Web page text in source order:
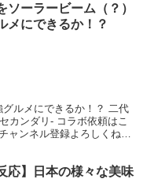
ソーラービーム（？）
メにできるか！？
ルメにできるか！？ 二代
カンダリ- コラボ依頼はこ
ャンネル登録よろしくね！
応】日本の様々な美味